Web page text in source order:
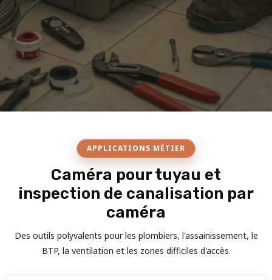
APPLICATIONS MÉTIER
Caméra pour tuyau et
inspection de canalisation par
caméra
Des outils polyvalents pour les plombiers, l'assainissement, le
BTP, la ventilation et les zones difficiles d'accès.